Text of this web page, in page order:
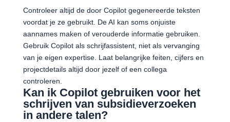
Controleer altijd de door Copilot gegenereerde teksten
voordat je ze gebruikt. De AI kan soms onjuiste
aannames maken of verouderde informatie gebruiken.
Gebruik Copilot als schrijfassistent, niet als vervanging
van je eigen expertise. Laat belangrijke feiten, cijfers en
projectdetails altijd door jezelf of een collega
controleren.
Kan ik Copilot gebruiken voor het
schrijven van subsidieverzoeken
in andere talen?